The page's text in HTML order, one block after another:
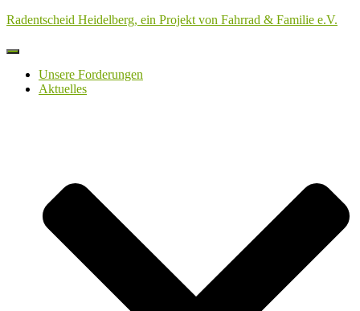
Radentscheid Heidelberg, ein Projekt von Fahrrad & Familie e.V.
Navigation
umschaltenUnsere Forderungen
Aktuelles